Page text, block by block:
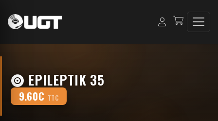
EPILEPTIK 35
9.60€ TTC